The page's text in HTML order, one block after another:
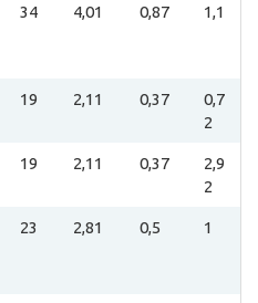
34 4,01 0,87 1,1
19 2,11 0,37
0,7
2
19 2,11 0,37
2,9
2
23 2,81 0,5 1